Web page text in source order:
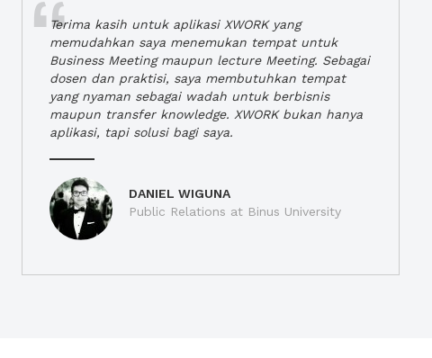
Terima kasih untuk aplikasi XWORK yang
memudahkan saya menemukan tempat untuk
Business Meeting maupun lecture Meeting. Sebagai
dosen dan praktisi, saya membutuhkan tempat
yang nyaman sebagai wadah untuk berbisnis
maupun transfer knowledge. XWORK bukan hanya
aplikasi, tapi solusi bagi saya.
DANIEL WIGUNA
Public Relations at Binus University